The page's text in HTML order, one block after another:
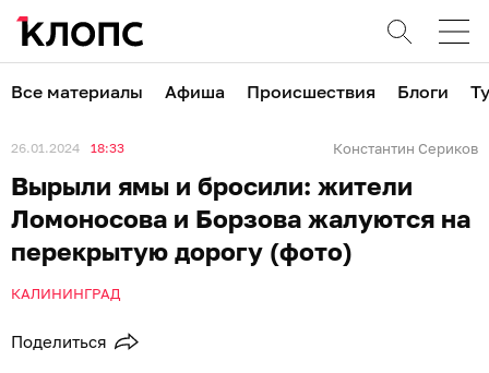
Все материалы Афиша Происшествия Блоги
26.01.2024 18:33 Константин Сериков
Вырыли ямы и бросили: жители
Ломоносова и Борзова жалуются на
перекрытую дорогу (фото)
КАЛИНИНГРАД
Поделиться